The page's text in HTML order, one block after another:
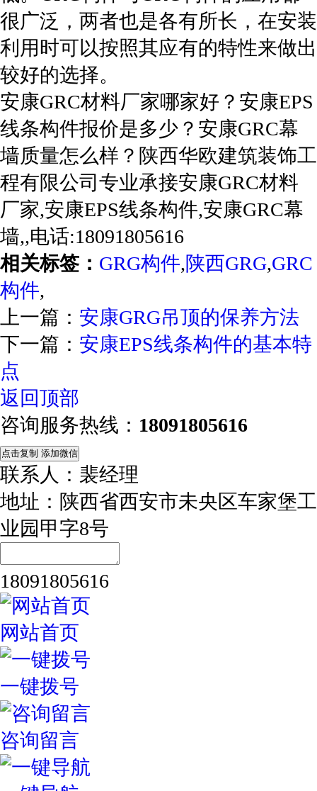
很广泛，两者也是各有所长，在安装
利用时可以按照其应有的特性来做出
较好的选择。
安康GRC材料厂家哪家好？安康EPS
线条构件报价是多少？安康GRC幕
墙质量怎么样？陕西华欧建筑装饰工
程有限公司专业承接安康GRC材料
厂家,安康EPS线条构件,安康GRC幕
墙,,电话:18091805616
相关标签： GRG构件,陕西GRG,GRC
构件,
上一篇： 安康GRG吊顶的保养方法
下一篇： 安康EPS线条构件的基本特
点
返回顶部
咨询服务热线： 18091805616
点击复制 添加微信
联系人：裴经理
地址：陕西省西安市未央区车家堡工
业园甲字8号
18091805616
网站首页
一键拨号
咨询留言